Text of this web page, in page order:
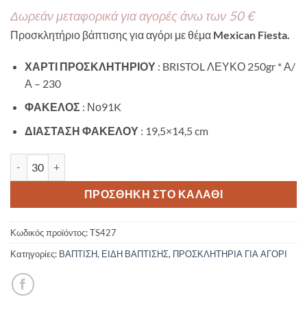
Δωρεάν μεταφορικά για αγορές άνω των 50 €
Προσκλητήριο βάπτισης για αγόρι με θέμα Mexican Fiesta.
ΧΑΡΤΙ ΠΡΟΣΚΛΗΤΗΡΙΟΥ: BRISTOL ΛΕΥΚΟ 250gr * Α/
Α – 230
ΦΑΚΕΛΟΣ : Νο91K
ΔΙΑΣΤΑΣΗ ΦΑΚΕΛΟΥ: 19,5×14,5 cm
ΠΡΟΣΘΉΚΗ ΣΤΟ ΚΑΛΆΘΙ
Κωδικός προϊόντος:TS427
Κατηγορίες: ΒΑΠΤΙΣΗ, ΕΙΔΗ ΒΑΠΤΙΣΗΣ, ΠΡΟΣΚΛΗΤΗΡΙΑ ΓΙΑ ΑΓΟΡΙ